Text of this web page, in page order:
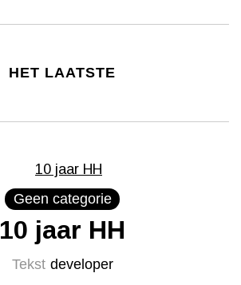
HET LAATSTE
Geen categorie
10 jaar HH
Tekst developer